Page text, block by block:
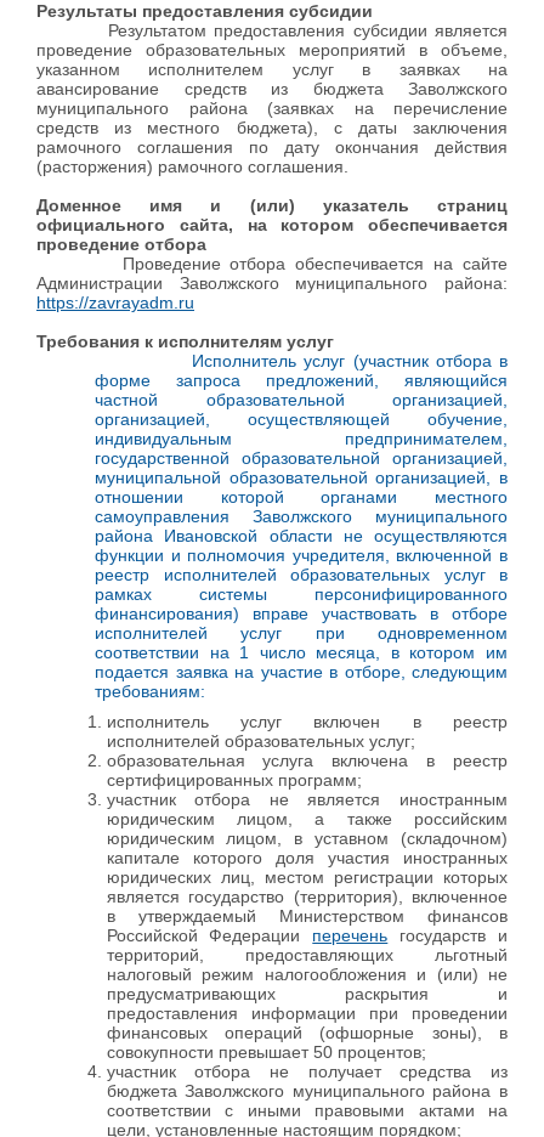
Результаты предоставления субсидии
Результатом предоставления субсидии является
проведение образовательных мероприятий в объеме,
указанном исполнителем услуг в заявках на
авансирование средств из бюджета Заволжского
муниципального района (заявках на перечисление
средств из местного бюджета), с даты заключения
рамочного соглашения по дату окончания действия
(расторжения) рамочного соглашения.
Доменное имя и (или) указатель страниц
официального сайта, на котором обеспечивается
проведение отбора
Проведение отбора обеспечивается на сайте
Администрации Заволжского муниципального района:
https://zavrayadm.ru
Требования к исполнителям услуг
Исполнитель услуг (участник отбора в
форме запроса предложений, являющийся
частной образовательной организацией,
организацией, осуществляющей обучение,
индивидуальным предпринимателем,
государственной образовательной организацией,
муниципальной образовательной организацией, в
отношении которой органами местного
самоуправления Заволжского муниципального
района Ивановской области не осуществляются
функции и полномочия учредителя, включенной в
реестр исполнителей образовательных услуг в
рамках системы персонифицированного
финансирования) вправе участвовать в отборе
исполнителей услуг при одновременном
соответствии на 1 число месяца, в котором им
подается заявка на участие в отборе, следующим
требованиям:
исполнитель услуг включен в реестр
исполнителей образовательных услуг;
образовательная услуга включена в реестр
сертифицированных программ;
участник отбора не является иностранным
юридическим лицом, а также российским
юридическим лицом, в уставном (складочном)
капитале которого доля участия иностранных
юридических лиц, местом регистрации которых
является государство (территория), включенное
в утверждаемый Министерством финансов
Российской Федерации перечень государств и
территорий, предоставляющих льготный
налоговый режим налогообложения и (или) не
предусматривающих раскрытия и
предоставления информации при проведении
финансовых операций (офшорные зоны), в
совокупности превышает 50 процентов;
участник отбора не получает средства из
бюджета Заволжского муниципального района в
соответствии с иными правовыми актами на
цели, установленные настоящим порядком;